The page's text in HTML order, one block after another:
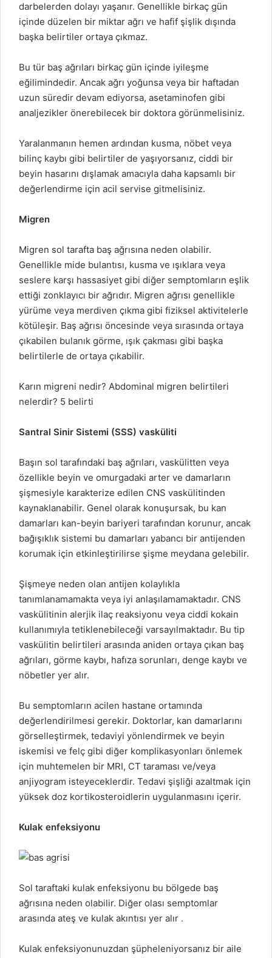
darbelerden dolayı yaşanır. Genellikle birkaç gün
içinde düzelen bir miktar ağrı ve hafif şişlik dışında
başka belirtiler ortaya çıkmaz.
Bu tür baş ağrıları birkaç gün içinde iyileşme
eğilimindedir. Ancak ağrı yoğunsa veya bir haftadan
uzun süredir devam ediyorsa, asetaminofen gibi
analjezikler önerebilecek bir doktora görünmelisiniz.
Yaralanmanın hemen ardından kusma, nöbet veya
bilinç kaybı gibi belirtiler de yaşıyorsanız, ciddi bir
beyin hasarını dışlamak amacıyla daha kapsamlı bir
değerlendirme için acil servise gitmelisiniz.
Migren
Migren sol tarafta baş ağrısına neden olabilir.
Genellikle mide bulantısı, kusma ve ışıklara veya
seslere karşı hassasiyet gibi diğer semptomların eşlik
ettiği zonklayıcı bir ağrıdır. Migren ağrısı genellikle
yürüme veya merdiven çıkma gibi fiziksel aktivitelerle
kötüleşir. Baş ağrısı öncesinde veya sırasında ortaya
çıkabilen bulanık görme, ışık çakması gibi başka
belirtilerle de ortaya çıkabilir.
Karın migreni nedir? Abdominal migren belirtileri
nelerdir? 5 belirti
Santral Sinir Sistemi (SSS) vasküliti
Başın sol tarafındaki baş ağrıları, vaskülitten veya
özellikle beyin ve omurgadaki arter ve damarların
şişmesiyle karakterize edilen CNS vaskülitinden
kaynaklanabilir. Genel olarak konuşursak, bu kan
damarları kan-beyin bariyeri tarafından korunur, ancak
bağışıklık sistemi bu damarları yabancı bir antijenden
korumak için etkinleştirilirse şişme meydana gelebilir.
Şişmeye neden olan antijen kolaylıkla
tanımlanamamakta veya iyi anlaşılamamaktadır. CNS
vaskülitinin alerjik ilaç reaksiyonu veya ciddi kokain
kullanımıyla tetiklenebileceği varsayılmaktadır. Bu tip
vaskülitin belirtileri arasında aniden ortaya çıkan baş
ağrıları, görme kaybı, hafıza sorunları, denge kaybı ve
nöbetler yer alır.
Bu semptomların acilen hastane ortamında
değerlendirilmesi gerekir. Doktorlar, kan damarlarını
görselleştirmek, tedaviyi yönlendirmek ve beyin
iskemisi ve felç gibi diğer komplikasyonları önlemek
için muhtemelen bir MRI, CT taraması ve/veya
anjiyogram isteyeceklerdir. Tedavi şişliği azaltmak için
yüksek doz kortikosteroidlerin uygulanmasını içerir.
Kulak enfeksiyonu
Sol taraftaki kulak enfeksiyonu bu bölgede baş
ağrısına neden olabilir. Diğer olası semptomlar
arasında ateş ve kulak akıntısı yer alır .
Kulak enfeksiyonunuzdan şüpheleniyorsanız bir aile